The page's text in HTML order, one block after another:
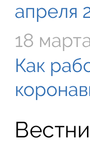
апреля
18
Как